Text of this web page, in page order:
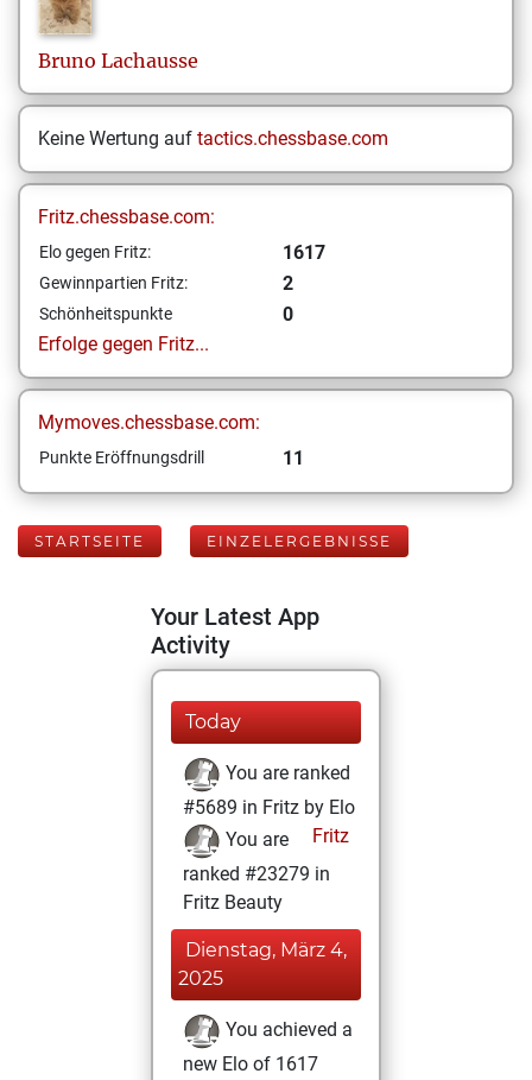
Bruno Lachausse
Keine Wertung auf tactics.chessbase.com
Fritz.chessbase.com:
Elo gegen Fritz: 1617
Gewinnpartien Fritz: 2
Schönheitspunkte
0
Erfolge gegen Fritz...
Mymoves.chessbase.com:
Punkte Eröffnungsdrill 11
STARTSEITE EINZELERGEBNISSE
Your Latest App
Activity
Today
You are ranked
#5689 in Fritz by Elo
Fritz
You are
ranked #23279 in
Fritz Beauty
Dienstag, März 4,
2025
You achieved a
new Elo of 1617